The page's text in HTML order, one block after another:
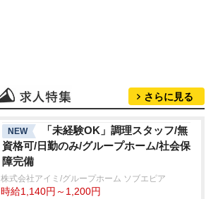
さらに見る
NEW
「未経験OK」調理スタッフ/無
資格可/日勤のみ/グループホーム/社会保
障完備
株式会社アイミ/グループホーム ソブエピア
時給1,140円～1,200円